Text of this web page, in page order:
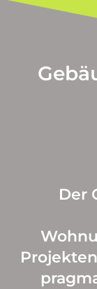
Der